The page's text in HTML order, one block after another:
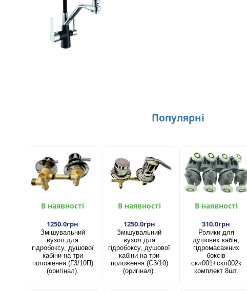
Популярнi
В наявності
1250.0грн
Змішувальний
вузол для
гідробоксу, душової
кабіни на три
положення (Г3/10П)
(оригінал).
В наявності
1250.0грн
Змішувальний
вузол для
гідробоксу, душової
кабіни на три
положення (С3/10)
(оригінал).
В наявності
310.0грн
Ролики для
душових кабін,
гідромасажних
боксів
скл001+скл002к
комплект 8шт.